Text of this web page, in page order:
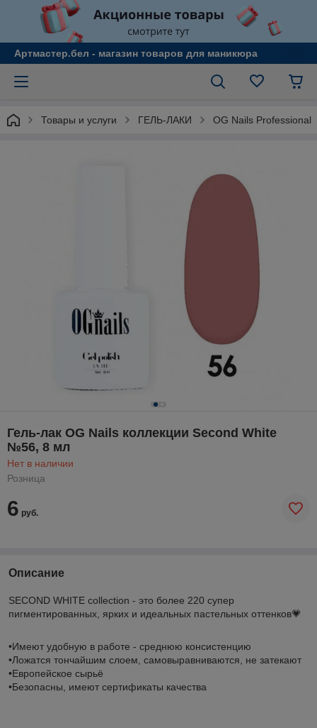
Артмастер.бел - магазин товаров для маникюра
Товары и услуги ГЕЛЬ-ЛАКИ OG Nails Professional
Гель-лак OG Nails коллекции Second White
№56, 8 мл
Нет в наличии
Розница
6 руб.
Описание
SECOND WHITE collection - это более 220 супер
пигментированных, ярких и идеальных пастельных оттенков💗
•Имеют удобную в работе - среднюю консистенцию
•Ложатся тончайшим слоем, самовыравниваются, не затекают
•Европейское сырьё
•Безопасны, имеют сертификаты качества